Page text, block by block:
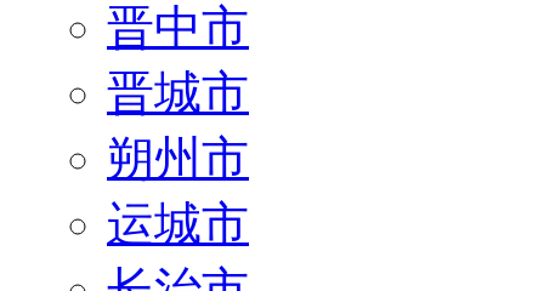
晋中市
晋城市
朔州市
运城市